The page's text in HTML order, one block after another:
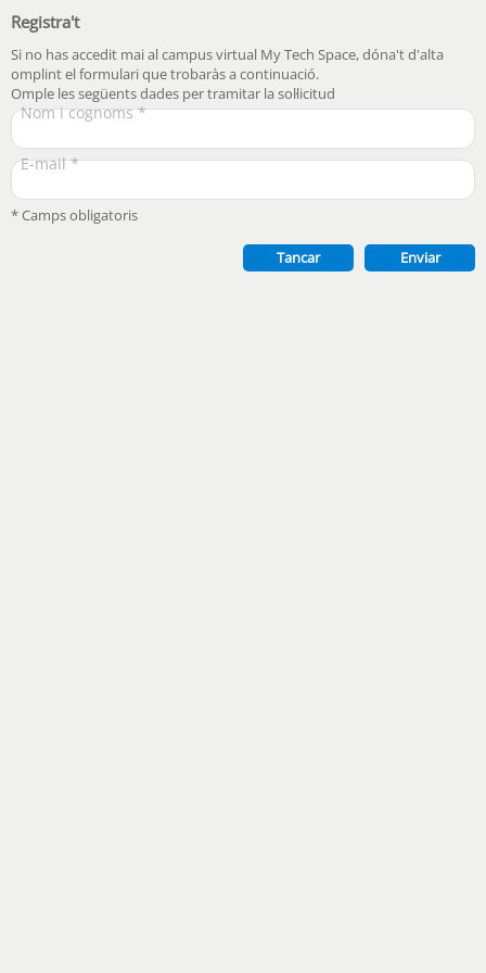
Registra't
Si no has accedit mai al campus virtual My Tech Space, dóna't d'alta
omplint el formulari que trobaràs a continuació.
Omple les següents dades per tramitar la sol·licitud
Nom i cognoms *
E-mail *
* Camps obligatoris
Enviar
Tancar